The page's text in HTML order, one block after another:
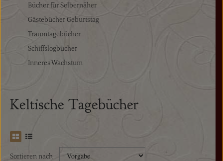
Bücher für Selbernäher
Gästebücher Geburtstag
Traumtagebücher
Schiffslogbücher
Inneres Wachstum
Keltische Tagebücher
Sortieren nach